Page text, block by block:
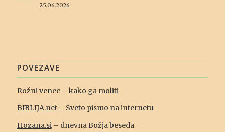
25.06.2026
POVEZAVE
Rožni venec – kako ga moliti
BIBLIJA.net– Sveto pismo na internetu
Hozana.si– dnevna Božja beseda